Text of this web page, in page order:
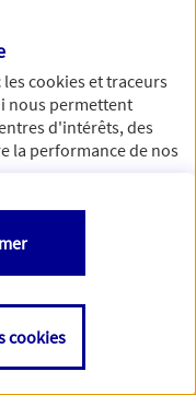
lescookies et traceurs
nous permettent
d'intérêts, des
la performance de nos
comme de
sur
cookies